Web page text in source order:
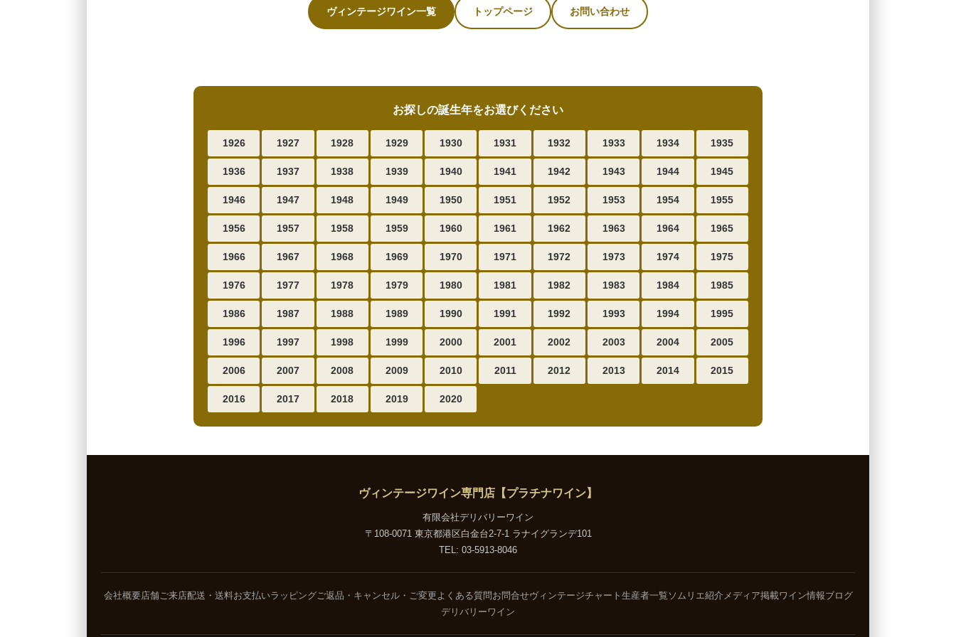
ヴィンテージワイン一覧 トップページ お問い合わせ
お探しの誕生年をお選びください
1926 1927 1928 1929 1930 1931 1932 1933 1934 1935
1936 1937 1938 1939 1940 1941 1942 1943 1944 1945
1946 1947 1948 1949 1950 1951 1952 1953 1954 1955
1956 1957 1958 1959 1960 1961 1962 1963 1964 1965
1966 1967 1968 1969 1970 1971 1972 1973 1974 1975
1976 1977 1978 1979 1980 1981 1982 1983 1984 1985
1986 1987 1988 1989 1990 1991 1992 1993 1994 1995
1996 1997 1998 1999 2000 2001 2002 2003 2004 2005
2006 2007 2008 2009 2010 2011 2012 2013 2014 2015
2016 2017 2018 2019 2020
ヴィンテージワイン専門店【プラチナワイン】
有限会社デリバリーワイン
〒108-0071 東京都港区白金台2-7-1 ラナイグランデ101
TEL: 03-5913-8046
会社概要店舗ご来店配送・送料お支払いラッピングご返品・キャンセル・ご変更よくある質問 お問合せヴィンテージチャート 生産者一覧 ソムリエ紹介 メディア掲載ワイン情報ブログ
デリバリーワイン